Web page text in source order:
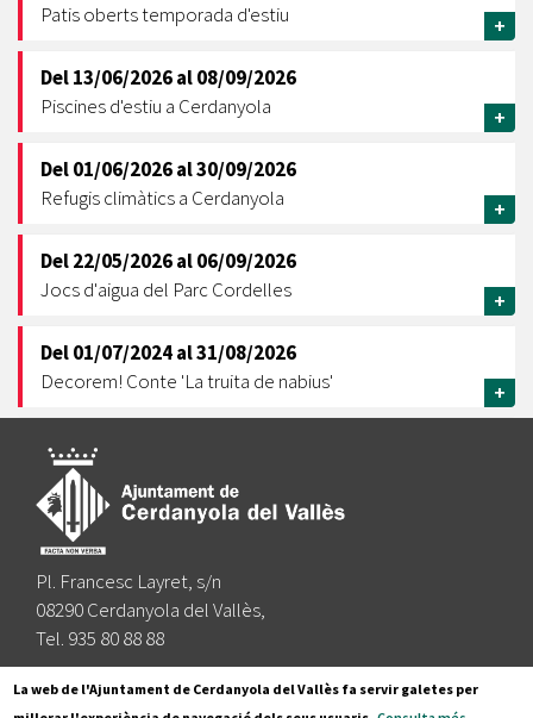
Patis oberts temporada d'estiu
+
Del13/06/2026al08/09/2026
Piscines d'estiu a Cerdanyola
+
Del01/06/2026al30/09/2026
Refugis climàtics a Cerdanyola
+
Del22/05/2026al06/09/2026
Jocs d'aigua del Parc Cordelles
+
Del01/07/2024al31/08/2026
Decorem! Conte 'La truita de nabius'
+
Pl. Francesc Layret, s/n
08290 Cerdanyola del Vallès,
Tel. 935 80 88 88
Segueix-nos a:
La web de l'Ajuntament de Cerdanyola del Vallès fa servir galetes per